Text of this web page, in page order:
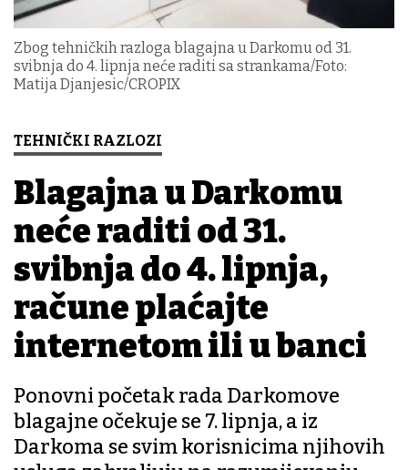
Zbog tehničkih razloga blagajna u Darkomu od 31.
svibnja do 4. lipnja neće raditi sa strankama/Foto:
Matija Djanjesic/CROPIX
TEHNIČKI RAZLOZI
Blagajna u Darkomu
neće raditi od 31.
svibnja do 4. lipnja,
račune plaćajte
internetom ili u banci
Ponovni početak rada Darkomove
blagajne očekuje se 7. lipnja, a iz
Darkoma se svim korisnicima njihovih